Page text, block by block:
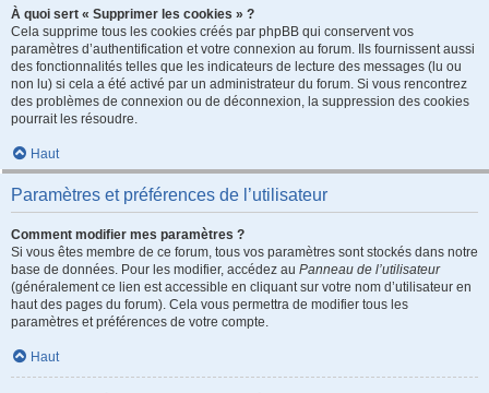
À quoi sert « Supprimer les cookies » ?
Cela supprime tous les cookies créés par phpBB qui conservent vos
paramètres d’authentification et votre connexion au forum. Ils fournissent aussi
des fonctionnalités telles que les indicateurs de lecture des messages (lu ou
non lu) si cela a été activé par un administrateur du forum. Si vous rencontrez
des problèmes de connexion ou de déconnexion, la suppression des cookies
pourrait les résoudre.
Haut
Paramètres et préférences de l’utilisateur
Comment modifier mes paramètres ?
Si vous êtes membre de ce forum, tous vos paramètres sont stockés dans notre
base de données. Pour les modifier, accédez au Panneau de l’utilisateur
(généralement ce lien est accessible en cliquant sur votre nom d’utilisateur en
haut des pages du forum). Cela vous permettra de modifier tous les
paramètres et préférences de votre compte.
Haut